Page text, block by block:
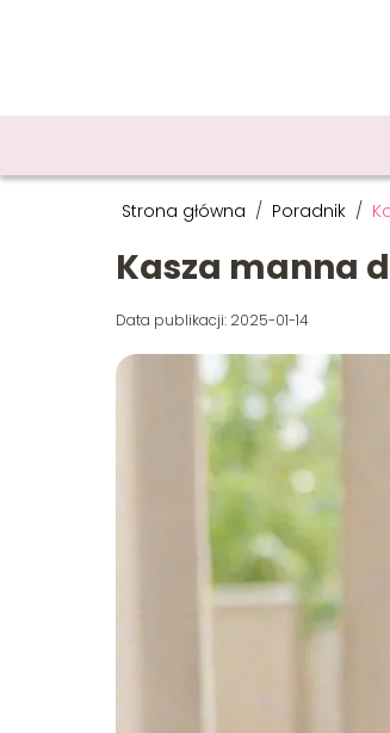
Strona główna / Poradnik /
Kasza manna
Data publikacji: 2025-01-14